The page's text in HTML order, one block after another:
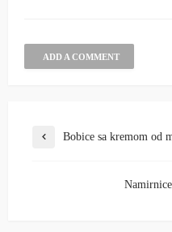
ADD A COMMENT
Bobice sa kremom od